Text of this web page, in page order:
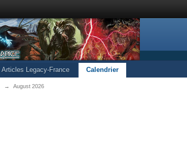
Articles Legacy-France Calendrier
→ August 2026